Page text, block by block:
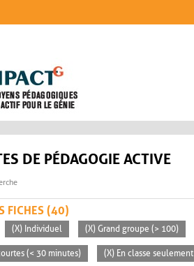
DE PÉDAGOGIE ACTIVE
FICHES (40)
(X) Individuel (X) Grand groupe (> 100)
(< 30 minutes) (X) En classe seulement